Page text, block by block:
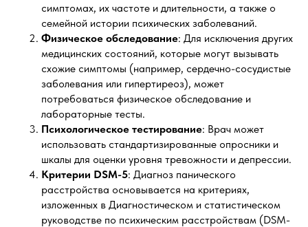
симптомах, их частоте и длительности, а также о
семейной истории психических заболеваний.
Физическое обследование: Для исключения других
медицинских состояний, которые могут вызывать
схожие симптомы (например, сердечно-сосудистые
заболевания или гипертиреоз), может
потребоваться физическое обследование и
лабораторные тесты.
Психологическое тестирование: Врач может
использовать стандартизированные опросники и
шкалы для оценки уровня тревожности и депрессии.
Критерии DSM-5: Диагноз панического
расстройства основывается на критериях,
изложенных в Диагностическом и статистическом
руководстве по психическим расстройствам (DSM-